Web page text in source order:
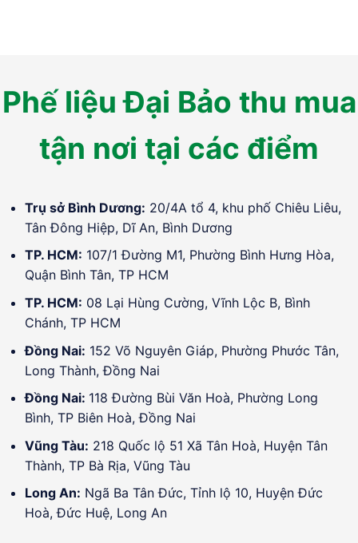
Phế liệu Đại Bảo thu mua
tận nơi tại các điểm
Trụ sở Bình Dương: 20/4A tổ 4, khu phố Chiêu Liêu,
Tân Đông Hiệp, Dĩ An, Bình Dương
TP. HCM: 107/1 Đường M1, Phường Bình Hưng Hòa,
Quận Bình Tân, TP HCM
TP. HCM: 08 Lại Hùng Cường, Vĩnh Lộc B, Bình
Chánh, TP HCM
Đồng Nai: 152 Võ Nguyên Giáp, Phường Phước Tân,
Long Thành, Đồng Nai
Đồng Nai: 118 Đường Bùi Văn Hoà, Phường Long
Bình, TP Biên Hoà, Đồng Nai
Vũng Tàu: 218 Quốc lộ 51 Xã Tân Hoà, Huyện Tân
Thành, TP Bà Rịa, Vũng Tàu
Long An: Ngã Ba Tân Đức, Tỉnh lộ 10, Huyện Đức
Hoà, Đức Huệ, Long An